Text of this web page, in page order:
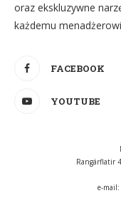
oraz ekskluzywne
każdemu
FACEBOOK
YOUTUBE
Rangárflatir
e-mail: